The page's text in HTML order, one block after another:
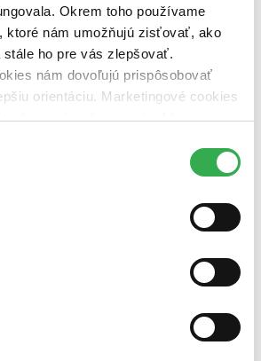
Okrem toho používame
ktoré nám umožňujú zisťovať, ako
stále ho pre vás zlepšovať.
nám dovoľujú prispôsobovať
orientáciu. Marketingové cookies
zobrazenie relevantnej reklamy.
sme mohli používať všetky tieto
nová
čítaná
čítaná - výborný stav
opotrebovaná (0 titulov)čítaná - mierne
kníh (0 titulov)čítané verzie